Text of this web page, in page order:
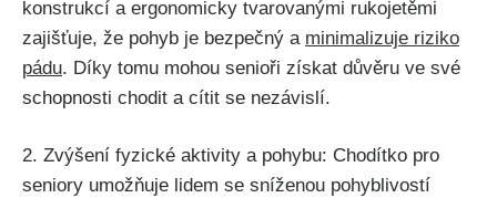
konstrukcí a ergonomicky tvarovanými rukojetěmi
zajišťuje, že pohyb je bezpečný a minimalizuje riziko
pádu. Díky tomu mohou senioři získat důvěru ve své
schopnosti chodit ⁢a cítit ⁣se nezávislí.
2. Zvýšení fyzické aktivity a⁢ pohybu: Chodítko pro
seniory umožňuje lidem se⁢ sníženou​ pohyblivostí